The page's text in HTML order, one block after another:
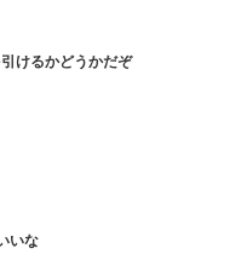
けるかどうかだぞ
いな